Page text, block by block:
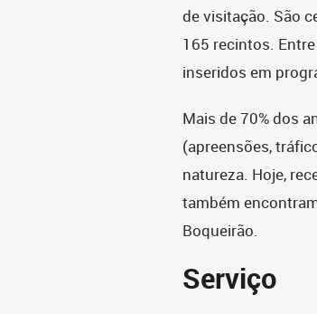
de visitação. São
165 recintos.
inseridos em
Mais de 70% dos
(apreensões,
natureza. Hoje,
também
Boqueirão.
Serviço